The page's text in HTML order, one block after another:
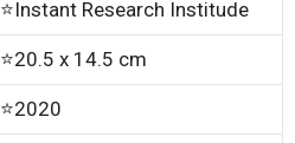
⭐Instant Research Institude
⭐20.5 x 14.5 cm
⭐2020